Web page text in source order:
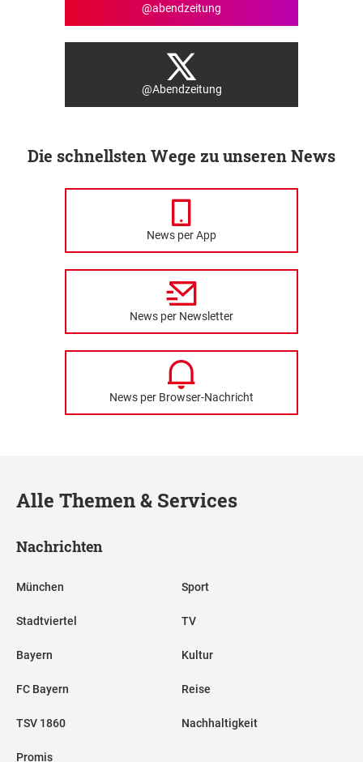
@abendzeitung
@Abendzeitung
Die schnellsten Wege zu unseren News
News per App
News per Newsletter
News per Browser-Nachricht
Alle Themen & Services
Nachrichten
München
Stadtviertel
Bayern
FC Bayern
TSV 1860
Promis
Sport
TV
Kultur
Reise
Nachhaltigkeit